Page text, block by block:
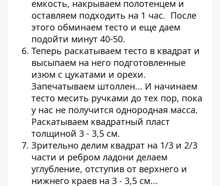
емкость, накрываем полотенцем и
оставляем подходить на 1 час. После
этого обминаем тесто и еще даем
подойти минут 40-50.
Теперь раскатываем тесто в квадрат и
высыпаем на него подготовленные
изюм с цукатами и орехи.
Запечатываем штоллен... И начинаем
тесто месить ручками до тех пор, пока
у нас не получится однородная масса.
Раскатываем квадратный пласт
толщиной 3 - 3,5 см.
Зрительно делим квадрат на 1/3 и 2/3
части и ребром ладони делаем
углубление, отступив от верхнего и
нижнего краев на 3 - 3,5 см...